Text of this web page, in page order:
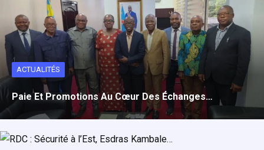
ACTUALITÉS
Paie Et Promotions Au Cœur Des Échanges…